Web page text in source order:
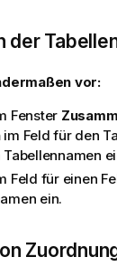
der
vor:
Fenster
im Feld für den
Feld für einen
ein.